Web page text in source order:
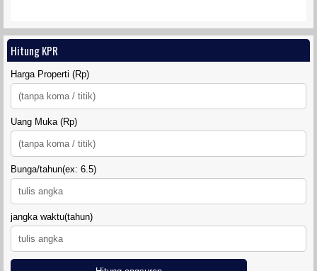
DIAMOND LAND SIDOARUM
Hitung KPR
Harga Properti (Rp)
Uang Muka (Rp)
Bunga/tahun(ex: 6.5)
jangka waktu(tahun)